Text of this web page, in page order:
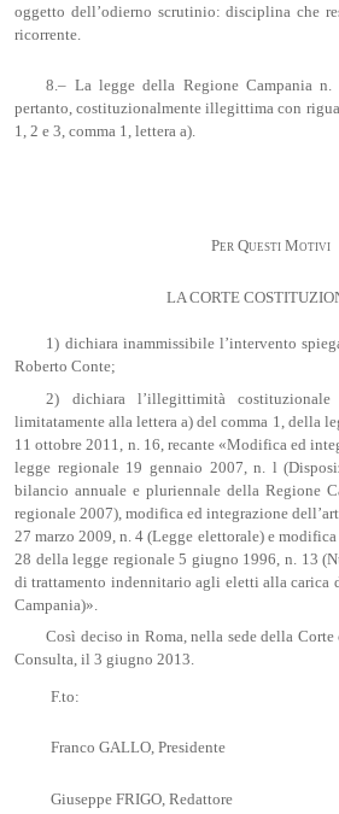
oggetto dell’odierno scrutinio: disciplina che
ricorrente.
8.– La legge della Regione Campania
pertanto, costituzionalmente illegittima con
1, 2 e 3, comma 1, lettera a).
Per Questi Motivi
LA CORTE
1) dichiara inammissibile l’intervento
Roberto Conte;
2) dichiara l’illegittimità
limitatamente alla lettera a) del comma 1, della
11 ottobre 2011, n. 16, recante «Modifica ed
legge regionale 19 gennaio 2007, n. l
bilancio annuale e pluriennale della Regione
regionale 2007), modifica ed integrazione
27 marzo 2009, n. 4 (Legge elettorale) e
28 della legge regionale 5 giugno 1996, n. 13
di trattamento indennitario agli eletti alla carica
Campania)».
Così deciso in Roma, nella sede della
Consulta, il 3 giugno 2013.
F.to:
Franco GALLO, Presidente
Giuseppe FRIGO, Redattore